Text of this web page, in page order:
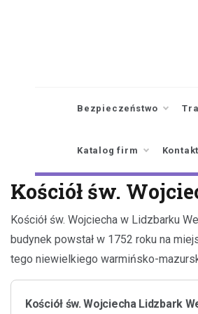
Bezpieczeństwo
Katalog firm Kontakt
Kościół św.
Kościół św. Wojciecha w Lidzbarku
budynek powstał w 1752 roku na
tego niewielkiego warmińsko-
Kościół św. Wojciecha Lidzbark